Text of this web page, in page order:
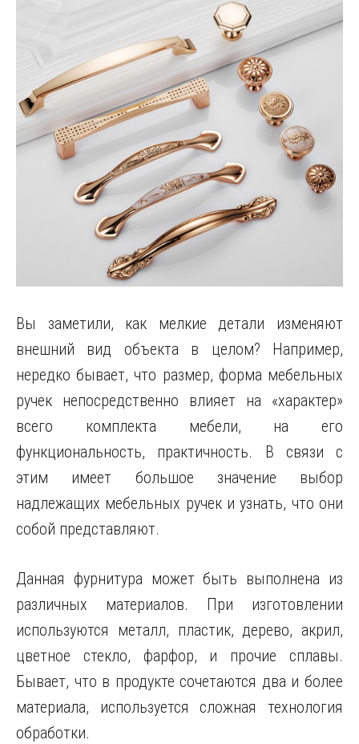
Вы заметили, как мелкие детали изменяют
внешний вид объекта в целом? Например,
нередко бывает, что размер, форма мебельных
ручек непосредственно влияет на «характер»
всего комплекта мебели, на его
функциональность, практичность. В связи с
этим имеет большое значение выбор
надлежащих мебельных ручек и узнать, что они
собой представляют.
Данная фурнитура может быть выполнена из
различных материалов. При изготовлении
используются металл, пластик, дерево, акрил,
цветное стекло, фарфор, и прочие сплавы.
Бывает, что в продукте сочетаются два и более
материала, используется сложная технология
обработки.